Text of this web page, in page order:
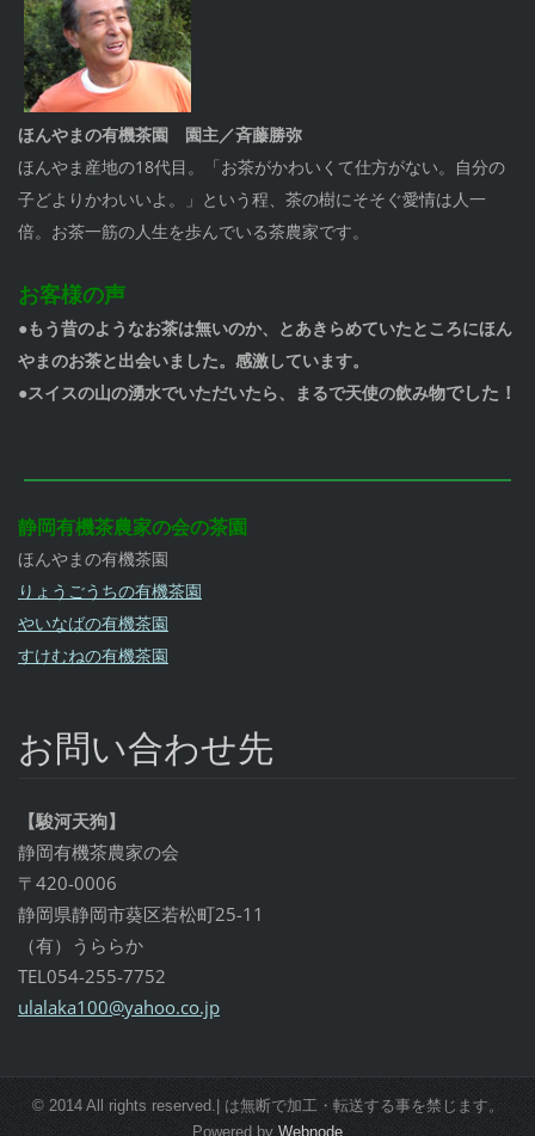
ほんやまの有機茶園 園主／斉藤勝弥
ほんやま産地の18代目。「お茶がかわいくて仕方がない。自分の
子どよりかわいいよ。」という程、茶の樹にそそぐ愛情は人一
倍。お茶一筋の人生を歩んでいる茶農家です。
お客様の声
●もう昔のようなお茶は無いのか、とあきらめていたところにほん
やまのお茶と出会いました。感激しています。
●スイスの山の湧水でいただいたら、まるで天使の飲み物でした！
静岡有機茶農家の会の茶園
ほんやまの有機茶園
りょうごうちの有機茶園
やいなばの有機茶園
すけむねの有機茶園
お問い合わせ先
【駿河天狗】
静岡有機茶農家の会
〒420-0006
静岡県静岡市葵区若松町25-11
（有）うららか
TEL054-255-7752
ulalaka100@yahoo.co.jp
© 2014 All rights reserved.| は無断で加工・転送する事を禁じます。
Powered by Webnode